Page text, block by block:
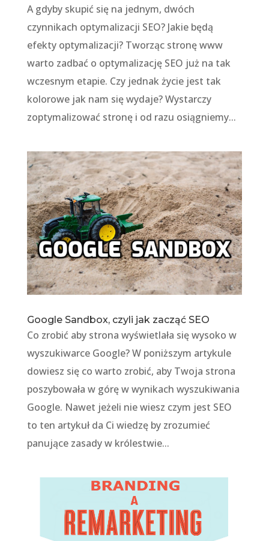
A gdyby skupić się na jednym, dwóch
czynnikach optymalizacji SEO? Jakie będą
efekty optymalizacji? Tworząc stronę www
warto zadbać o optymalizację SEO już na tak
wczesnym etapie. Czy jednak życie jest tak
kolorowe jak nam się wydaje? Wystarczy
zoptymalizować stronę i od razu osiągniemy...
Google Sandbox, czyli jak zacząć SEO
Co zrobić aby strona wyświetlała się wysoko w
wyszukiwarce Google? W poniższym artykule
dowiesz się co warto zrobić, aby Twoja strona
poszybowała w górę w wynikach wyszukiwania
Google. Nawet jeżeli nie wiesz czym jest SEO
to ten artykuł da Ci wiedzę by zrozumieć
panujące zasady w królestwie...